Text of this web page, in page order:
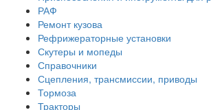
РАФ
Ремонт кузова
Рефрижераторные установки
Скутеры и мопеды
Справочники
Сцепления, трансмиссии, приводы
Тормоза
Тракторы